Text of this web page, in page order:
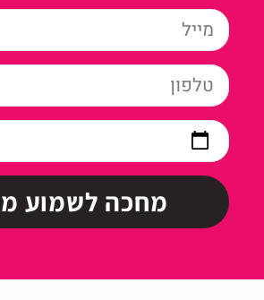
מחכה לשמוע